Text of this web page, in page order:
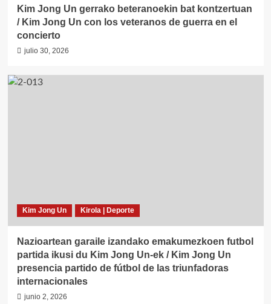
Kim Jong Un gerrako beteranoekin bat kontzertuan
/ Kim Jong Un con los veteranos de guerra en el
concierto
julio 30, 2026
Kim Jong Un Kirola | Deporte
Nazioartean garaile izandako emakumezkoen futbol
partida ikusi du Kim Jong Un-ek / Kim Jong Un
presencia partido de fútbol de las triunfadoras
internacionales
junio 2, 2026